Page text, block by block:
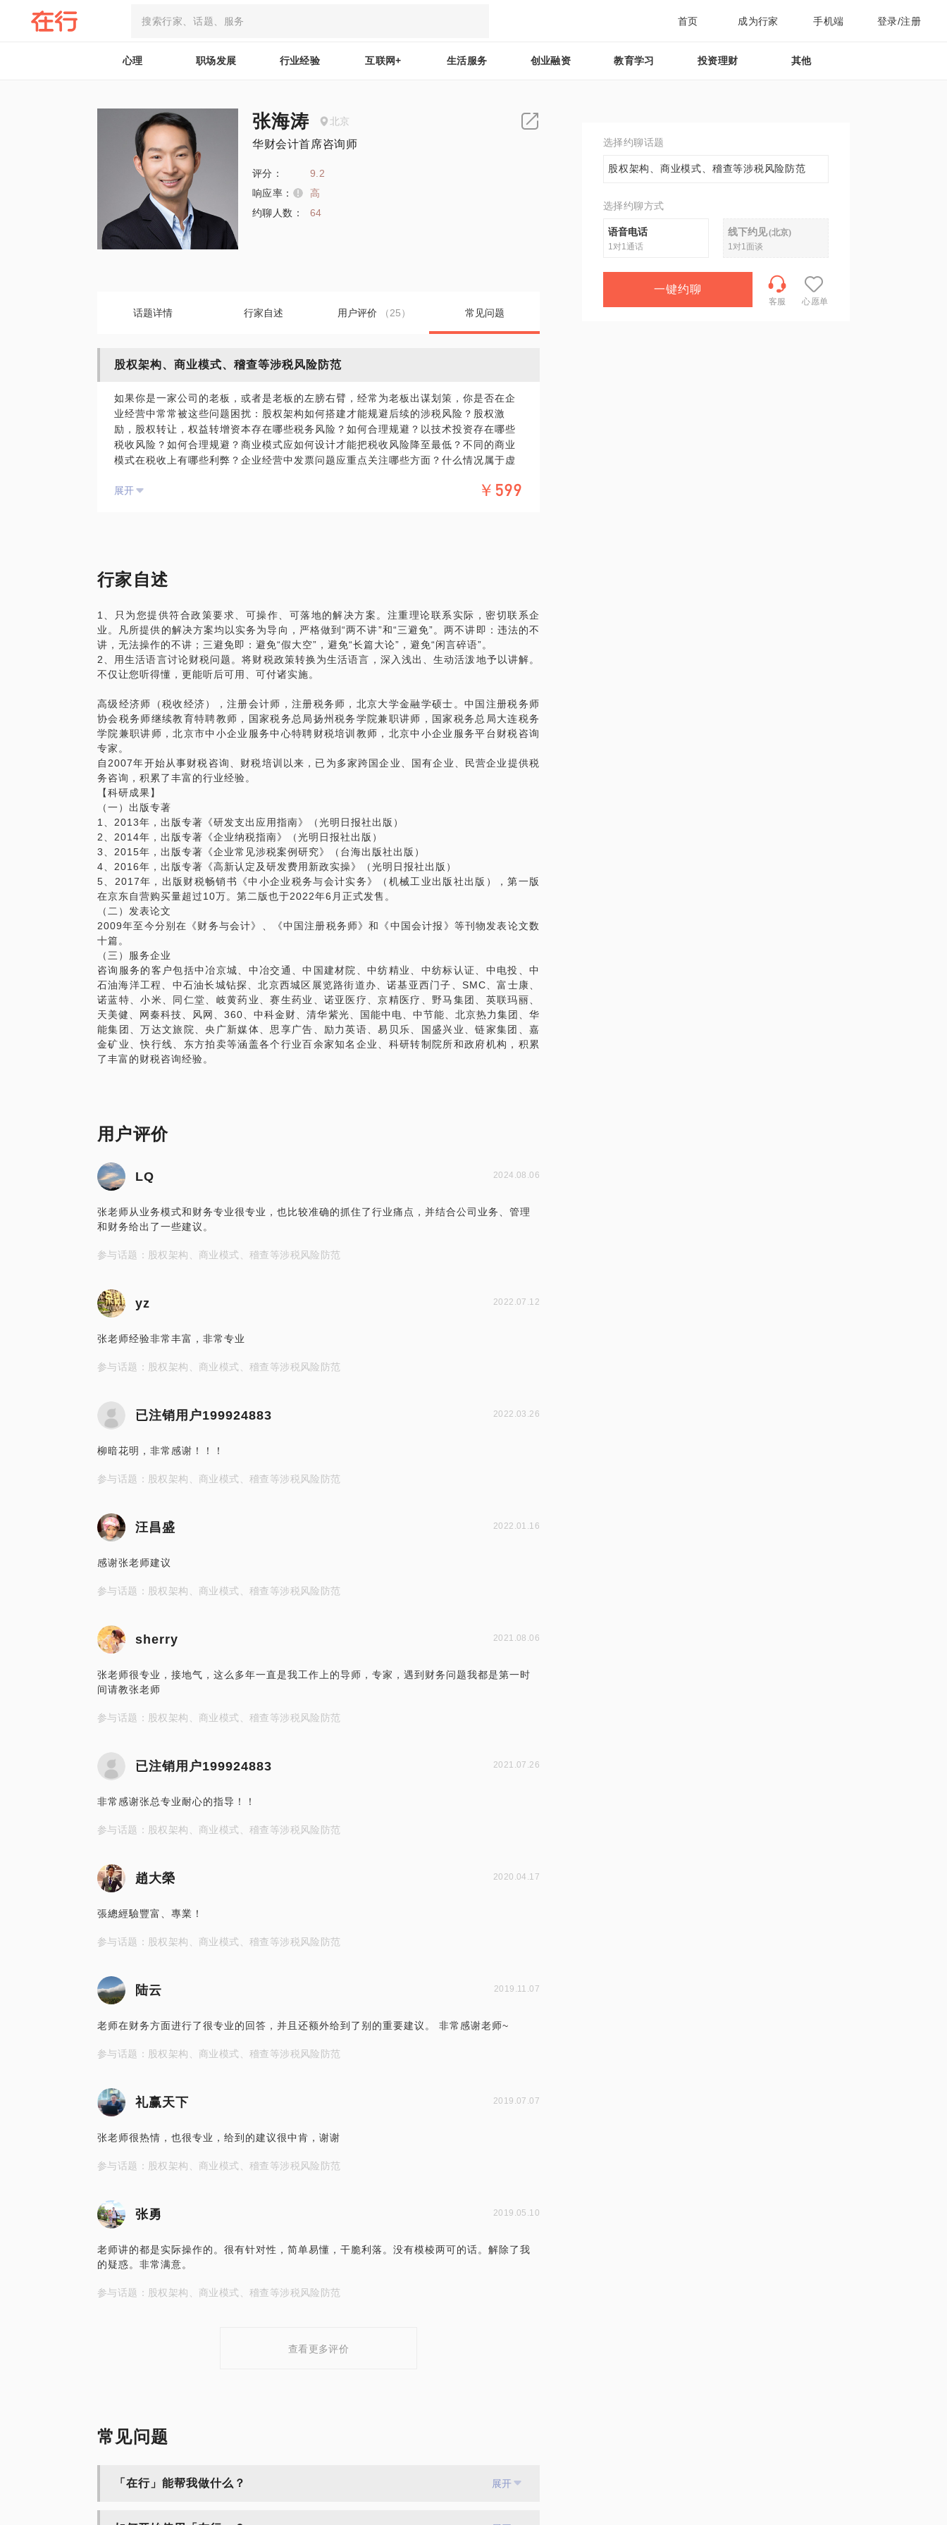
首页 成为行家 手机端 登录/注册
心理 职场发展 行业经验 互联网+ 生活服务 创业融资 教育学习 投资理财 其他
张海涛 北京
华财会计首席咨询师
评分：
9.2
响应率：
高
约聊人数：
64
话题详情 行家自述 用户评价 （25） 常见问题
股权架构、商业模式、稽查等涉税风险防范
如果你是一家公司的老板，或者是老板的左膀右臂，经常为老板出谋划策，你是否在企
业经营中常常被这些问题困扰：股权架构如何搭建才能规避后续的涉税风险？股权激
励，股权转让，权益转增资本存在哪些税务风险？如何合理规避？以技术投资存在哪些
税收风险？如何合理规避？商业模式应如何设计才能把税收风险降至最低？不同的商业
模式在税收上有哪些利弊？企业经营中发票问题应重点关注哪些方面？什么情况属于虚
什么事项？查什么？如何应对？类似的问题还有很多很多，稍不留神就可能掉进“税务风
印）作者；财税干货公众号“张海涛财税政策解析”（粉丝逾1.3万，不乏税务系统人员）
运营者；每年为公司高管、税务（稽查）人员、财务人员开展财税培训过百场；在公司
合理建议。
在实践基础上，个人注重知识的总结和归纳，形成的科研成果包括：一、出版专著1、2
013年，出版专著《研发支出应用指南》（光明日报社出版）2、2014年，出版专著
《企业纳税指南》（光明日报社出版）3、2015年，出版专著《企业常见涉税案例研
明日报社出版）5、2017年，出版专著《中小企业税务与会计实务》（机械工业出版社
出版）二、发表论文1、2009年在《财务与会计》（2009年第6期）杂志发表论文《高
新技术企业认定政策应加以改进》2、2014年在《中国注册税务师》（2014年第2期）
杂志上发表论文《对企业所得税计算方法的探讨》3、2015年1月在《中国注册税务师》
（2015年第1期）杂志上发表论文《企业研发费用加计扣除的实务探讨》4、2015年2月
在《中国会计报》（第315期14版）发表文章《新版<企业所得税年度纳税申报表>三项
注意》5、2015年9月在《注册税务师》（2015年第9期）杂志上发表论文《非货币性资
产投资涉税问题探讨》6、2016年7月22日《中国会计报》（第382期第14版）发表论
文《如何规避减资和股权回购中的纳税风险》7、2017年3月在《注册税务师》（2017
年第3期）杂志上发表论文《出差补贴是否应计入工资薪金缴纳个人所得税亟待规范》
8、2017年9月在《注册税务师》（2017年第9期）杂志上发表论文《基金投资应如何缴
税》
展开 ￥599
行家自述
1、只为您提供符合政策要求、可操作、可落地的解决方案。注重理论联系实际，密切联系企
业。凡所提供的解决方案均以实务为导向，严格做到“两不讲”和“三避免”。两不讲即：违法的不
讲，无法操作的不讲；三避免即：避免“假大空”，避免“长篇大论”，避免“闲言碎语”。
2、用生活语言讨论财税问题。将财税政策转换为生活语言，深入浅出、生动活泼地予以讲解。
不仅让您听得懂，更能听后可用、可付诸实施。
高级经济师（税收经济），注册会计师，注册税务师，北京大学金融学硕士。中国注册税务师
协会税务师继续教育特聘教师，国家税务总局扬州税务学院兼职讲师，国家税务总局大连税务
学院兼职讲师，北京市中小企业服务中心特聘财税培训教师，北京中小企业服务平台财税咨询
专家。
自2007年开始从事财税咨询、财税培训以来，已为多家跨国企业、国有企业、民营企业提供税
务咨询，积累了丰富的行业经验。
【科研成果】
（一）出版专著
1、2013年，出版专著《研发支出应用指南》（光明日报社出版）
2、2014年，出版专著《企业纳税指南》（光明日报社出版）
3、2015年，出版专著《企业常见涉税案例研究》（台海出版社出版）
4、2016年，出版专著《高新认定及研发费用新政实操》（光明日报社出版）
5、2017年，出版财税畅销书《中小企业税务与会计实务》（机械工业出版社出版），第一版
在京东自营购买量超过10万。第二版也于2022年6月正式发售。
（二）发表论文
2009年至今分别在《财务与会计》、《中国注册税务师》和《中国会计报》等刊物发表论文数
十篇。
（三）服务企业
咨询服务的客户包括中冶京城、中冶交通、中国建材院、中纺精业、中纺标认证、中电投、中
石油海洋工程、中石油长城钻探、北京西城区展览路街道办、诺基亚西门子、SMC、富士康、
诺蓝特、小米、同仁堂、岐黄药业、赛生药业、诺亚医疗、京精医疗、野马集团、英联玛丽、
天美健、网秦科技、风网、360、中科金财、清华紫光、国能中电、中节能、北京热力集团、华
能集团、万达文旅院、央广新媒体、思享广告、励力英语、易贝乐、国盛兴业、链家集团、嘉
金矿业、快行线、东方拍卖等涵盖各个行业百余家知名企业、科研转制院所和政府机构，积累
用户评价
LQ 2024.08.06
张老师从业务模式和财务专业很专业，也比较准确的抓住了行业痛点，并结合公司业务、管理
和财务给出了一些建议。
参与话题：股权架构、商业模式、稽查等涉税风险防范
yz 2022.07.12
张老师经验非常丰富，非常专业
参与话题：股权架构、商业模式、稽查等涉税风险防范
已注销用户199924883 2022.03.26
柳暗花明，非常感谢！！！
参与话题：股权架构、商业模式、稽查等涉税风险防范
汪昌盛 2022.01.16
感谢张老师建议
参与话题：股权架构、商业模式、稽查等涉税风险防范
sherry 2021.08.06
张老师很专业，接地气，这么多年一直是我工作上的导师，专家，遇到财务问题我都是第一时
间请教张老师
参与话题：股权架构、商业模式、稽查等涉税风险防范
已注销用户199924883 2021.07.26
非常感谢张总专业耐心的指导！！
参与话题：股权架构、商业模式、稽查等涉税风险防范
趙大榮 2020.04.17
張總經驗豐富、專業！
参与话题：股权架构、商业模式、稽查等涉税风险防范
陆云 2019.11.07
老师在财务方面进行了很专业的回答，并且还额外给到了别的重要建议。 非常感谢老师~
参与话题：股权架构、商业模式、稽查等涉税风险防范
礼赢天下 2019.07.07
张老师很热情，也很专业，给到的建议很中肯，谢谢
参与话题：股权架构、商业模式、稽查等涉税风险防范
张勇 2019.05.10
老师讲的都是实际操作的。很有针对性，简单易懂，干脆利落。没有模棱两可的话。解除了我
的疑惑。非常满意。
参与话题：股权架构、商业模式、稽查等涉税风险防范
查看更多评价
常见问题
「在行」能帮我做什么？ 展开
选择约聊话题
股权架构、商业模式、稽查等涉税风险防范
选择约聊方式
语音电话
1对1通话
线下约见(北京)
1对1面谈
一键约聊
客服 心愿单